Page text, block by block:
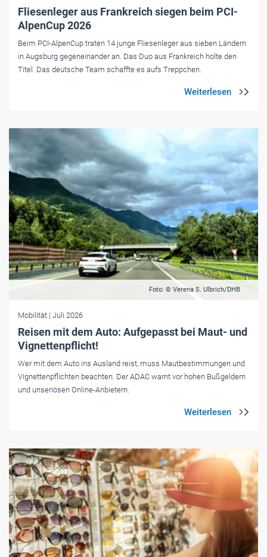
Fliesenleger aus Frankreich siegen beim PCI-
AlpenCup 2026
Beim PCI-AlpenCup traten 14 junge Fliesenleger aus sieben Ländern
in Augsburg gegeneinander an. Das Duo aus Frankreich holte den
Titel. Das deutsche Team schaffte es aufs Treppchen.
Foto: © Verena S. Ulbrich/DHB
Mobilität | Juli 2026
Reisen mit dem Auto: Aufgepasst bei Maut- und
Vignettenpflicht!
Wer mit dem Auto ins Ausland reist, muss Mautbestimmungen und
Vignettenpflichten beachten. Der ADAC warnt vor hohen Bußgeldern
und unseriösen Online-Anbietern.